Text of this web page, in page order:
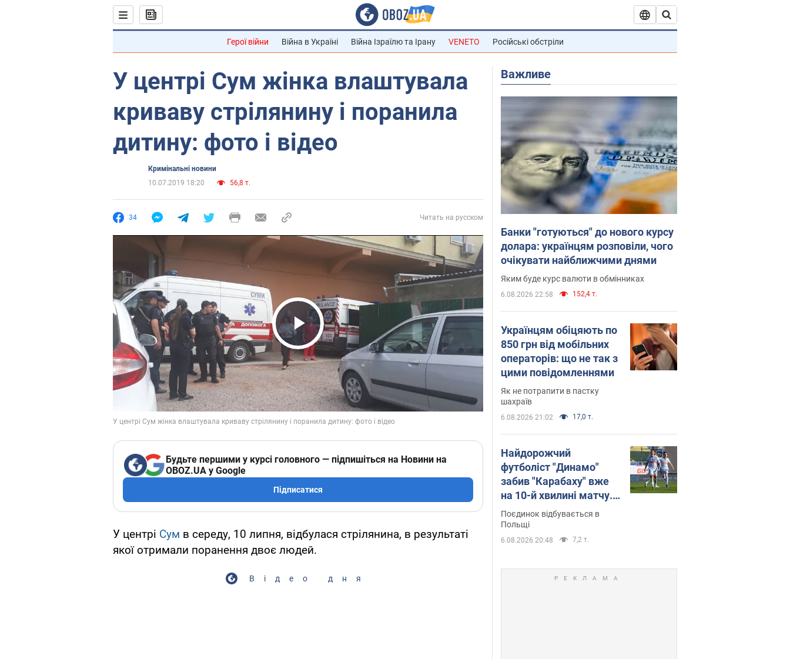
Герої війни Війна в Україні Війна Ізраїлю та Ірану VENETO Російські обстріли
У центрі Сум жінка влаштувала
криваву стрілянину і поранила
дитину: фото і відео
Кримінальні новини
10.07.2019 18:20
56,8 т.
34 Читать на русском
Play Video
Будьте першими у курсі головного — підпишіться на Новини на
OBOZ.UA у Google
Підписатися
У центрі Сум в середу, 10 липня, відбулася стрілянина, в результаті
якої отримали поранення двоє людей.
Відео дня
Важливе
Банки "готуються" до нового курсу
долара: українцям розповіли, чого
очікувати найближчими днями
Яким буде курс валюти в обмінниках
6.08.2026 22:58 152,4 т.
Українцям обіцяють по
850 грн від мобільних
операторів: що не так з
цими повідомленнями
Як не потрапити в пастку
шахраїв
6.08.2026 21:02 17,0 т.
Найдорожчий
футболіст "Динамо"
забив "Карабаху" вже
на 10-й хвилині матчу.
Відео
Поєдинок відбувається в
Польщі
6.08.2026 20:48 7,2 т.